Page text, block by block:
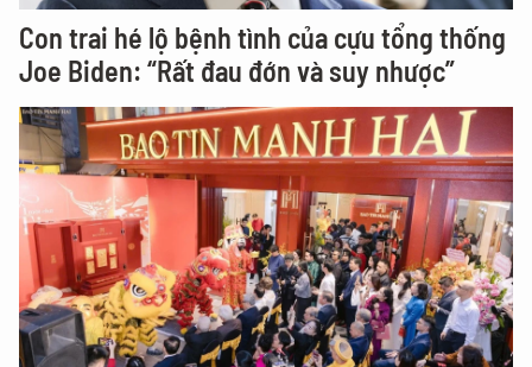
Con trai hé lộ bệnh tình của cựu tổng thống
Joe Biden: “Rất đau đớn và suy nhược”